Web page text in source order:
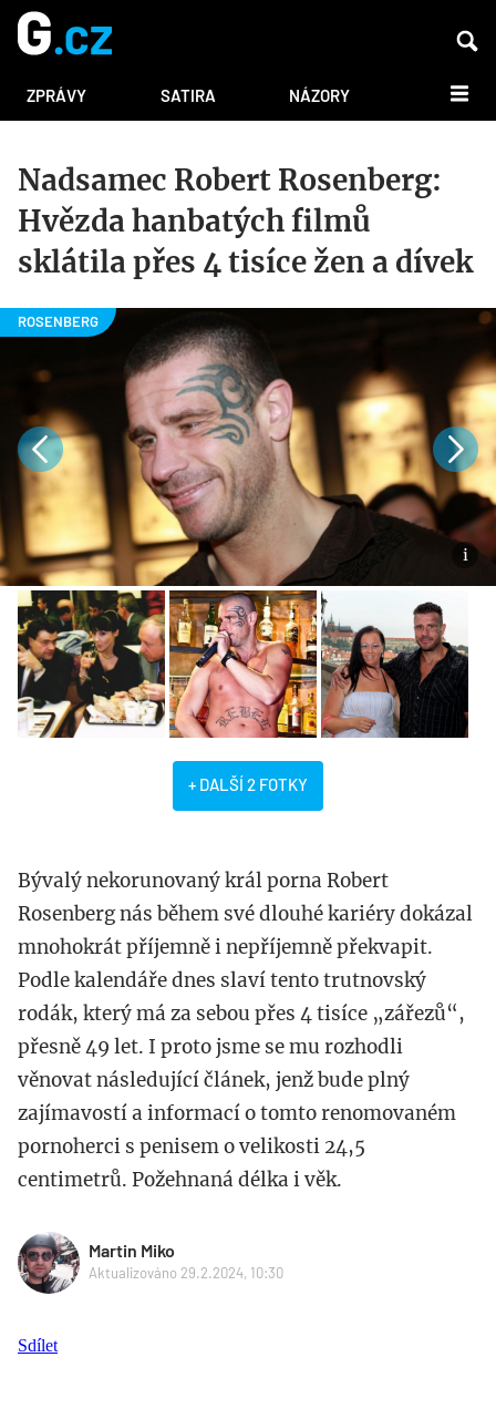
ZPRÁVY SATIRA NÁZORY DALŠÍ
Nadsamec Robert Rosenberg:
Hvězda hanbatých filmů
sklátila přes 4 tisíce žen a dívek
+ DALŠÍ 2 FOTKY
Bývalý nekorunovaný král porna Robert
Rosenberg nás během své dlouhé kariéry dokázal
mnohokrát příjemně i nepříjemně překvapit.
Podle kalendáře dnes slaví tento trutnovský
rodák, který má za sebou přes 4 tisíce „zářezů“,
přesně 49 let. I proto jsme se mu rozhodli
věnovat následující článek, jenž bude plný
zajímavostí a informací o tomto renomovaném
pornoherci s penisem o velikosti 24,5
centimetrů. Požehnaná délka i věk.
Martin Miko
Aktualizováno 29.2.2024, 10:30
Sdílet